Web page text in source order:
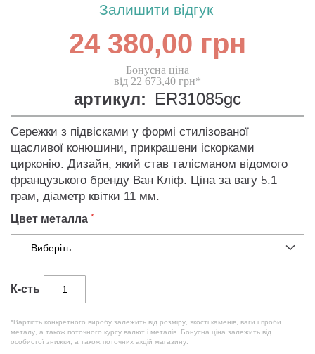
Залишити відгук
24 380,00 грн
Бонусна ціна
від 22 673,40 грн*
артикул: ER31085gc
Сережки з підвісками у формі стилізованої
щасливої конюшини, прикрашени іскорками
цирконію. Дизайн, який став талісманом відомого
французького бренду Ван Кліф. Ціна за вагу 5.1
грам, діаметр квітки 11 мм.
Цвет металла
К-сть
*Вартість конкретного виробу залежить від розміру, якості каменів, ваги і проби
металу, а також поточного курсу валют і металів. Бонусна ціна залежить від
особистої знижки, а також поточних акцій магазину.